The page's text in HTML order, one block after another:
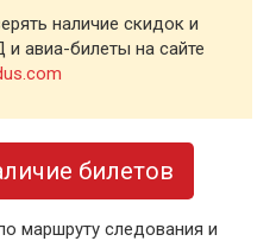
наличие скидок и
авиа-билеты на сайте
билетов
маршруту следования и